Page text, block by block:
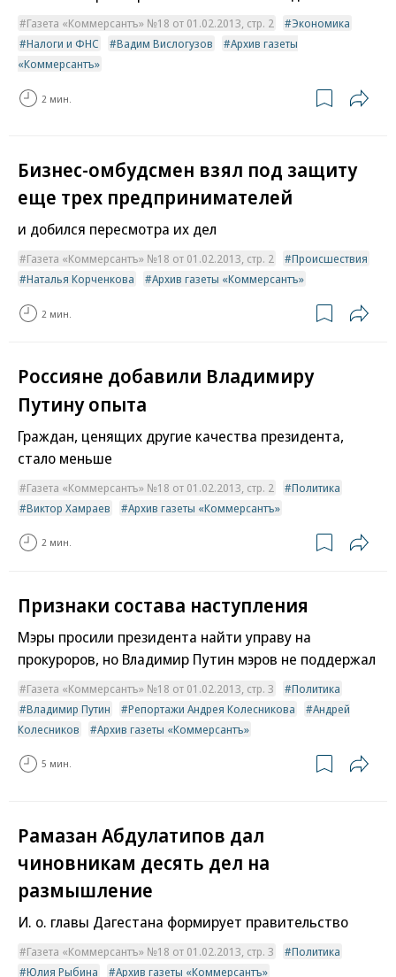
Газета «Коммерсантъ» №18 от 01.02.2013, стр. 2
Экономика
Налоги и ФНС
Вадим Вислогузов
Архив газеты
«Коммерсантъ»
2 мин.
Бизнес-омбудсмен взял под защиту
еще трех предпринимателей
и добился пересмотра их дел
Газета «Коммерсантъ» №18 от 01.02.2013, стр. 2
Происшествия
Наталья Корченкова
Архив газеты «Коммерсантъ»
2 мин.
Россияне добавили Владимиру
Путину опыта
Граждан, ценящих другие качества президента,
стало меньше
Газета «Коммерсантъ» №18 от 01.02.2013, стр. 2
Политика
Виктор Хамраев
Архив газеты «Коммерсантъ»
2 мин.
Признаки состава наступления
Мэры просили президента найти управу на
прокуроров, но Владимир Путин мэров не поддержал
Газета «Коммерсантъ» №18 от 01.02.2013, стр. 3
Политика
Владимир Путин
Репортажи Андрея Колесникова
Андрей
Колесников
Архив газеты «Коммерсантъ»
5 мин.
Рамазан Абдулатипов дал
чиновникам десять дел на
размышление
И. о. главы Дагестана формирует правительство
Газета «Коммерсантъ» №18 от 01.02.2013, стр. 3
Политика
Юлия Рыбина
Архив газеты «Коммерсантъ»